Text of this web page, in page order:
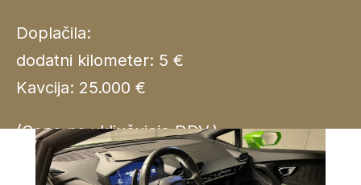
Doplačila:
dodatni kilometer: 5 €
Kavcija: 25.000 €
(Cene ne vključujejo DDV.)